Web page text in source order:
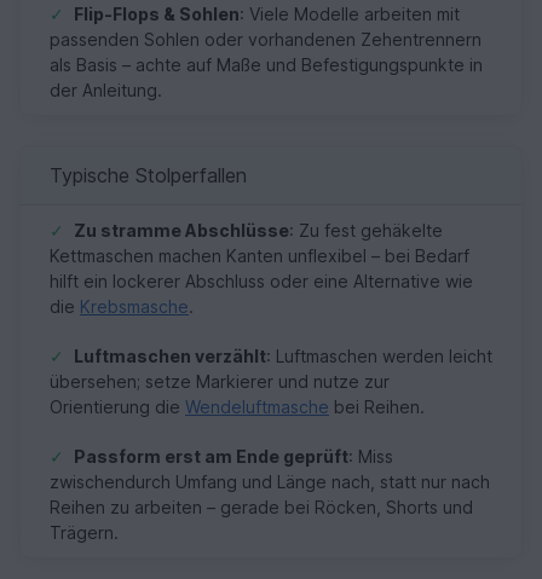
✓ Flip-Flops & Sohlen: Viele Modelle arbeiten mit
passenden Sohlen oder vorhandenen Zehentrennern
als Basis – achte auf Maße und Befestigungspunkte in
der Anleitung.
Typische Stolperfallen
✓ Zu stramme Abschlüsse: Zu fest gehäkelte
Kettmaschen machen Kanten unflexibel – bei Bedarf
hilft ein lockerer Abschluss oder eine Alternative wie
die Krebsmasche.
✓ Luftmaschen verzählt: Luftmaschen werden leicht
übersehen; setze Markierer und nutze zur
Orientierung die Wendeluftmasche bei Reihen.
✓ Passform erst am Ende geprüft: Miss
zwischendurch Umfang und Länge nach, statt nur nach
Reihen zu arbeiten – gerade bei Röcken, Shorts und
Trägern.